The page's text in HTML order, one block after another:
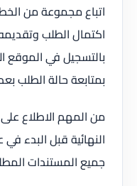
اتباع مجموعة من
اكتمال الطلب
بالتسجيل في الموقع
بمتابعة حالة الطلب
من المهم الاطلاع
النهائية قبل البدء
جميع المستندات